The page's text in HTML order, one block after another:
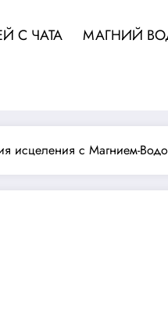
С ЧАТА МАГНИЙ
исцеления с Магнием-